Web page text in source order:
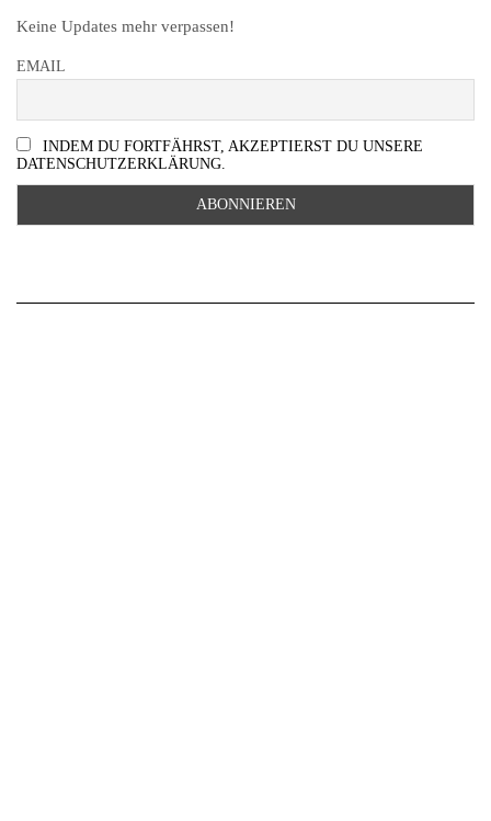
Keine Updates mehr verpassen!
EMAIL
INDEM DU FORTFÄHRST, AKZEPTIERST DU UNSERE
DATENSCHUTZERKLÄRUNG.